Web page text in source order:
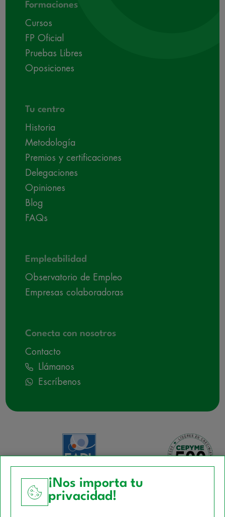
Formaciones
Cursos
FP Oficial
Pruebas Libres
Oposiciones
Tu centro
Historia
Metodología
Premios y certificaciones
Delegaciones
Opiniones
Blog
FAQs
Empleabilidad
Observatorio de Empleo
Empresas colaboradoras
Conecta con nosotros
Contacto
Llámanos
Escríbenos
¡Nos importa tu
privacidad!